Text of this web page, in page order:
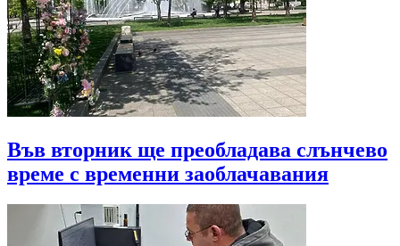
Във вторник ще преобладава слънчево
време с временни заоблачавания